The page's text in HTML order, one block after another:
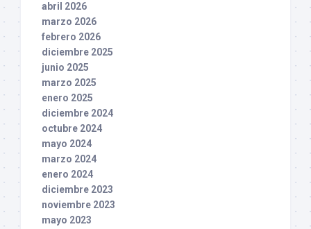
abril 2026
marzo 2026
febrero 2026
diciembre 2025
junio 2025
marzo 2025
enero 2025
diciembre 2024
octubre 2024
mayo 2024
marzo 2024
enero 2024
diciembre 2023
noviembre 2023
mayo 2023